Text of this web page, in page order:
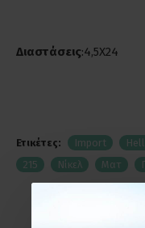
Διαστάσεις:4,5X24
Ετικέτες: Import
215
Νίκελ Ματ